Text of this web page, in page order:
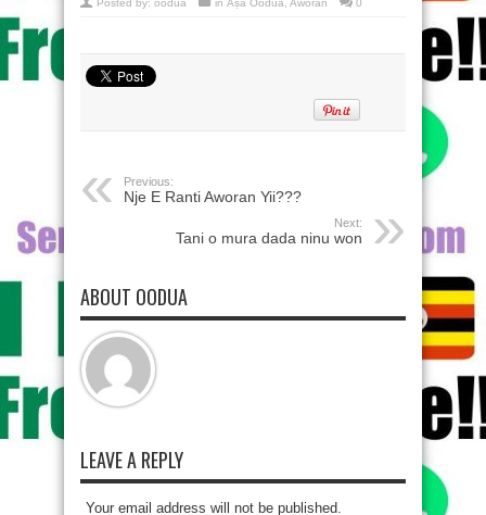
Posted by: oodua in Àṣà Oòduà Aworan 0
Previous:
Nje E Ranti Aworan Yii???
Next:
Tani o mura dada ninu won
ABOUT OODUA
LEAVE A REPLY
Your email address will not be published.